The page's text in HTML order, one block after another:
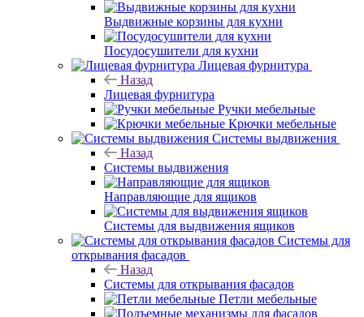
Выдвижные корзины для кухни
Посудосушители для кухни
Лицевая фурнитура
Назад
Лицевая фурнитура
Ручки мебельные
Крючки мебельные
Системы выдвижения
Назад
Системы выдвижения
Направляющие для ящиков
Системы для выдвижения ящиков
Системы для
открывания фасадов
Назад
Системы для открывания фасадов
Петли мебельные